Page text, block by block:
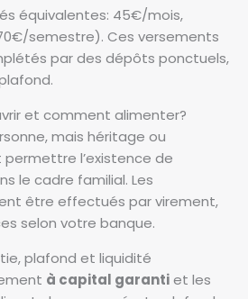
équivalentes: 45€/mois,
semestre). Ces versements
par des dépôts ponctuels,
et comment alimenter?
mais héritage ou
l’existence de
le cadre familial. Les
être effectués par virement,
selon votre banque.
plafond et liquidité
à capital garantiet les